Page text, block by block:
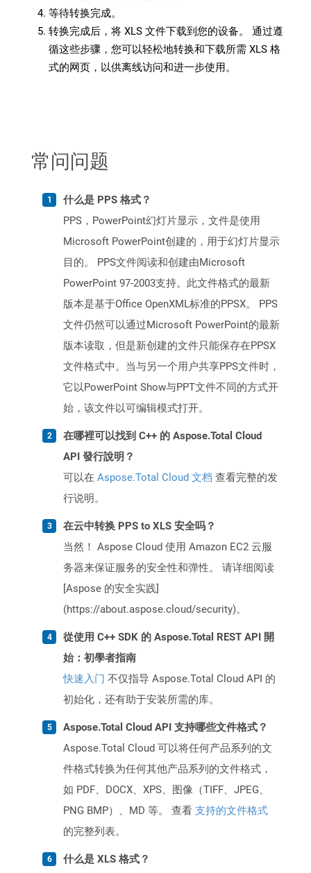
等待转换完成。
转换完成后，将 XLS 文件下载到您的设备。 通过遵
循这些步骤，您可以轻松地转换和下载所需 XLS 格
式的网页，以供离线访问和进一步使用。
常问问题
什么是 PPS 格式？
PPS，PowerPoint幻灯片显示，文件是使用
Microsoft PowerPoint创建的，用于幻灯片显示
目的。 PPS文件阅读和创建由Microsoft
PowerPoint 97-2003支持。此文件格式的最新
版本是基于Office OpenXML标准的PPSX。 PPS
文件仍然可以通过Microsoft PowerPoint的最新
版本读取，但是新创建的文件只能保存在PPSX
文件格式中。当与另一个用户共享PPS文件时，
它以PowerPoint Show与PPT文件不同的方式开
始，该文件以可编辑模式打开。
在哪裡可以找到 C++ 的 Aspose.Total Cloud
API 發行說明？
可以在 Aspose.Total Cloud 文档 查看完整的发
行说明。
在云中转换 PPS to XLS 安全吗？
当然！ Aspose Cloud 使用 Amazon EC2 云服
务器来保证服务的安全性和弹性。 请详细阅读
[Aspose 的安全实践]
(https://about.aspose.cloud/security)。
從使用 C++ SDK 的 Aspose.Total REST API 開
始：初學者指南
快速入门 不仅指导 Aspose.Total Cloud API 的
初始化，还有助于安装所需的库。
Aspose.Total Cloud API 支持哪些文件格式？
Aspose.Total Cloud 可以将任何产品系列的文
件格式转换为任何其他产品系列的文件格式，
如 PDF、DOCX、XPS、图像（TIFF、JPEG、
PNG BMP）、MD 等。 查看 支持的文件格式
的完整列表。
什么是 XLS 格式？